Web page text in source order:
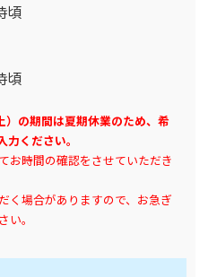
頃
頃
の期間は夏期休業のため、希
ください。
お時間の確認をさせていただき
く場合がありますので、お急ぎ
。